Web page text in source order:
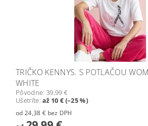
TRIČKO KENNYS. S POTLAČOU
WHITE
Pôvodne: 39,99 €
Ušetríte:až 10 € (–25 %)
od 24,38 € bez DPH